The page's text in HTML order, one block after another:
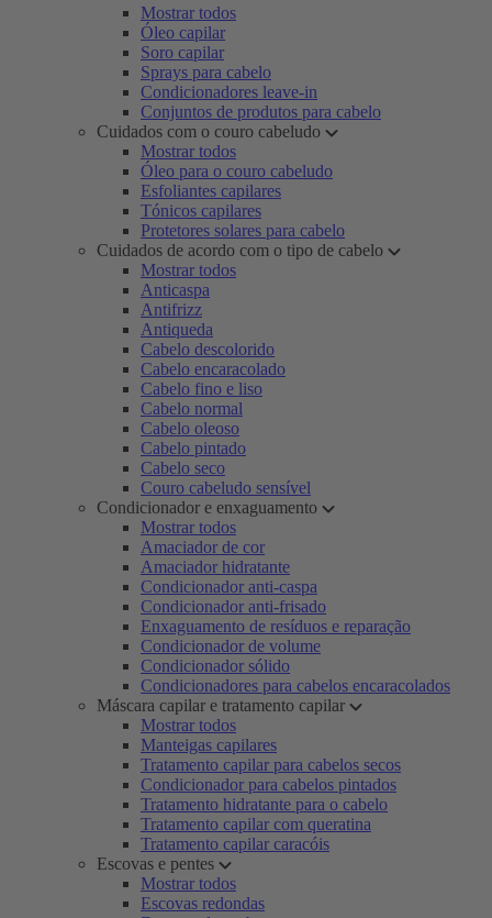
Mostrar todos
Óleo capilar
Soro capilar
Sprays para cabelo
Condicionadores leave-in
Conjuntos de produtos para cabelo
Cuidados com o couro cabeludo
Mostrar todos
Óleo para o couro cabeludo
Esfoliantes capilares
Tónicos capilares
Protetores solares para cabelo
Cuidados de acordo com o tipo de cabelo
Mostrar todos
Anticaspa
Antifrizz
Antiqueda
Cabelo descolorido
Cabelo encaracolado
Cabelo fino e liso
Cabelo normal
Cabelo oleoso
Cabelo pintado
Cabelo seco
Couro cabeludo sensível
Condicionador e enxaguamento
Mostrar todos
Amaciador de cor
Amaciador hidratante
Condicionador anti-caspa
Condicionador anti-frisado
Enxaguamento de resíduos e reparação
Condicionador de volume
Condicionador sólido
Condicionadores para cabelos encaracolados
Máscara capilar e tratamento capilar
Mostrar todos
Manteigas capilares
Tratamento capilar para cabelos secos
Condicionador para cabelos pintados
Tratamento hidratante para o cabelo
Tratamento capilar com queratina
Tratamento capilar caracóis
Escovas e pentes
Mostrar todos
Escovas redondas